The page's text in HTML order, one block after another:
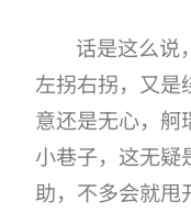
话是这么说
左拐右拐，又是
意还是无心，舸
小巷子，这无疑
助，不多会就甩